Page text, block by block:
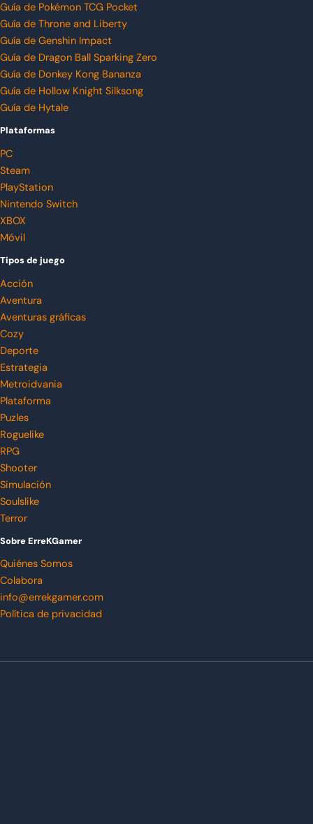
Guía de Pokémon TCG Pocket
Guía de Throne and Liberty
Guía de Genshin Impact
Guía de Dragon Ball Sparking Zero
Guía de Donkey Kong Bananza
Guía de Hollow Knight Silksong
Guía de Hytale
Plataformas
PC
Steam
PlayStation
Nintendo Switch
XBOX
Móvil
Tipos de juego
Acción
Aventura
Aventuras gráficas
Cozy
Deporte
Estrategia
Metroidvania
Plataforma
Puzles
Roguelike
RPG
Shooter
Simulación
Soulslike
Terror
Sobre ErreKGamer
Quiénes Somos
Colabora
info@errekgamer.com
Política de privacidad